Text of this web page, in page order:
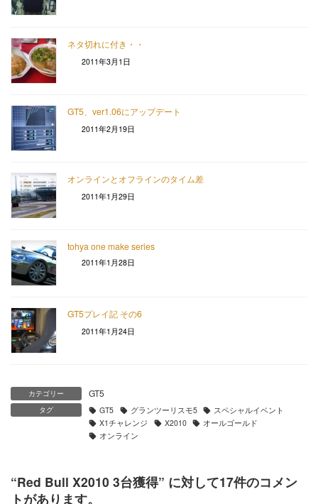
ネタ切れに付き・・
2011年3月1日
GT5、ver1.06にアップデート
2011年2月19日
オンラインとオフラインのタイム差
2011年1月29日
tohya one make series
2011年1月28日
GT5プレイ記 その6
2011年1月24日
カテゴリー GT5
タグ GT5 グランツーリスモ5
スペシャルイベント
X1チャレンジ
X2010
オールゴールド
オンライン
“Red Bull X2010 3台獲得” に対して17件のコメン
トがあります。